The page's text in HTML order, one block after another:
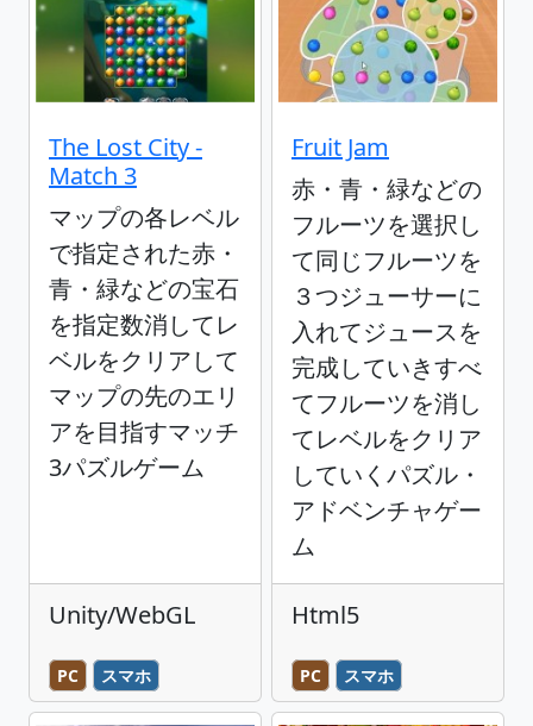
The Lost City -
Match 3
マップの各レベル
で指定された赤・
青・緑などの宝石
を指定数消してレ
ベルをクリアして
マップの先のエリ
アを目指すマッチ
3パズルゲーム
Unity/WebGL
PC スマホ
Fruit Jam
赤・青・緑などの
フルーツを選択し
て同じフルーツを
３つジューサーに
入れてジュースを
完成していきすべ
てフルーツを消し
てレベルをクリア
していくパズル・
アドベンチャゲー
ム
Html5
PC スマホ